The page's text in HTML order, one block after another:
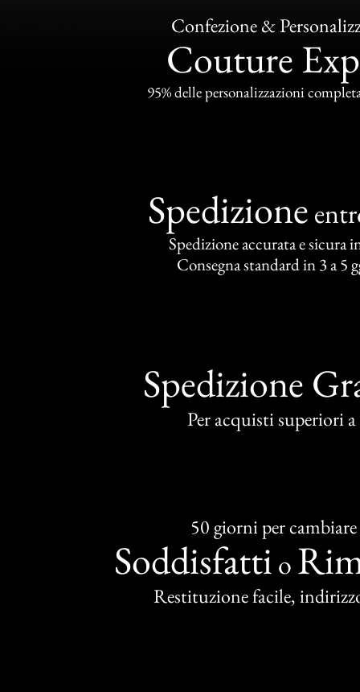
Confezione &
Couture
95% delle personalizzazioni
Spedizione
Spedizione accurata e sicura
Consegna standard in 3 a 5
Spedizione
Per acquisti superiori
50 giorni per cambiare
Soddisfatti o
Restituzione facile,